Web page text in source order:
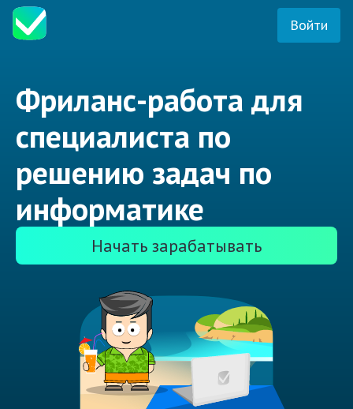
Войти
Фриланс-работа для
специалиста по
решению задач по
информатике
Начать зарабатывать